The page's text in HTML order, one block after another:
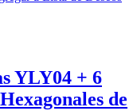
YLY04 + 6
de